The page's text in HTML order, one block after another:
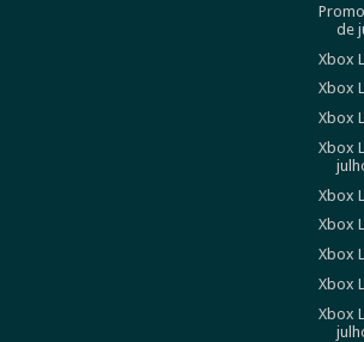
de
Xbox
Xbox
Xbox
Xbox
Xbox
Xbox
Xbox
Xbox
Xbox